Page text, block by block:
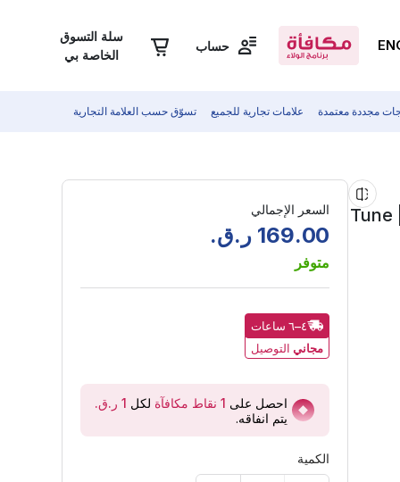
حساب
سلة التسوق
الخاصة بي
مجددة معتمدة علامات تجارية للجميع تسوّق حسب العلامة التجارية
سماعة رأس لاسلكية فوق الأذن من جي بي إل - كورال | Tune السعر الإجمالي
169.00 ر.ق.
متوفر
٤–٦ ساعات
مجاني التوصيل
احصل على 1 نقاط مكافآة لكل
يتم انفاقه.
الكمية